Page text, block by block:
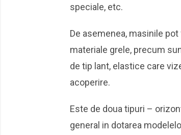
speciale, etc.
De asemenea, masinile
materiale grele, precum
de tip lant, elastice care
acoperire.
Este de doua tipuri –
general in dotarea